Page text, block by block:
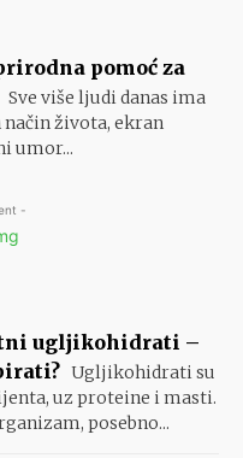
pomoć za
Sve više ljudi danas ima
način života, ekran
umor...
-
ugljikohidrati –
Ugljikohidrati su
uz proteine i masti.
posebno...